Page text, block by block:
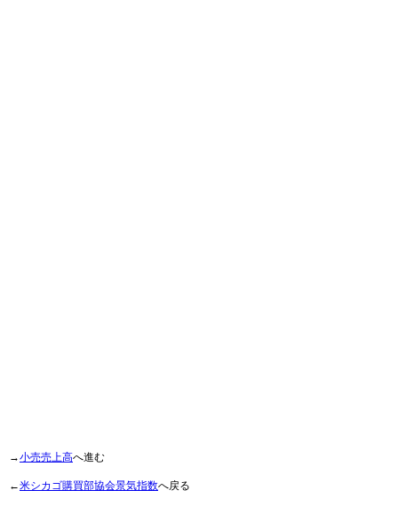
→小売売上高へ進む
←米シカゴ購買部協会景気指数へ戻る